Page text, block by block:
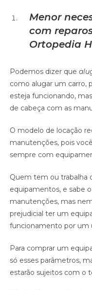
Menor
com
Ortopedia
Podemos dizer que
como alugar um carro,
esteja funcionando,
de cabeça com as
O modelo de locação
manutenções, pois
sempre com
Quem tem ou trabalha
equipamentos, e sabe
manutenções, mas
prejudicial ter um
funcionamento por um
Para comprar um
só esses parâmetros,
estarão sujeitos com o